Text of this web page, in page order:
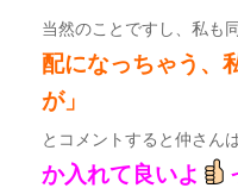
当然のことですし、私も
配になっちゃう、
が」
とコメントすると仲さんは
か入れて良いよ